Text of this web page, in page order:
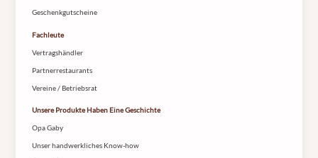
Geschenkgutscheine
Fachleute
Vertragshändler
Partnerrestaurants
Vereine / Betriebsrat
Unsere Produkte Haben Eine Geschichte
Opa Gaby
Unser handwerkliches Know-how